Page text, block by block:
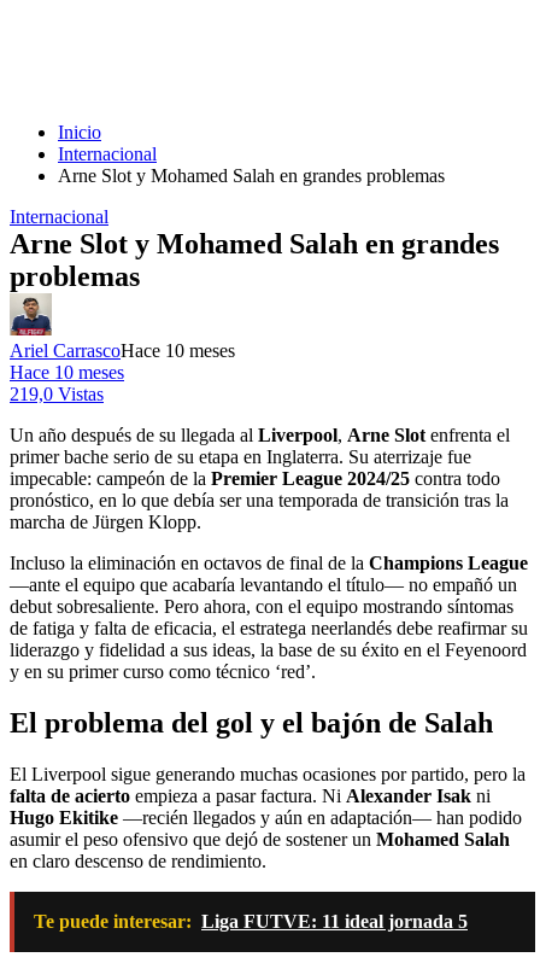
Inicio
Internacional
Arne Slot y Mohamed Salah en grandes problemas
Internacional
Arne Slot y Mohamed Salah en grandes
problemas
Ariel CarrascoHace 10 meses
Hace 10 meses
219,0 Vistas
Un año después de su llegada al Liverpool, Arne Slot enfrenta el
primer bache serio de su etapa en Inglaterra. Su aterrizaje fue
impecable: campeón de la Premier League 2024/25 contra todo
pronóstico, en lo que debía ser una temporada de transición tras la
marcha de Jürgen Klopp.
Incluso la eliminación en octavos de final de la Champions League
—ante el equipo que acabaría levantando el título— no empañó un
debut sobresaliente. Pero ahora, con el equipo mostrando síntomas
de fatiga y falta de eficacia, el estratega neerlandés debe reafirmar su
liderazgo y fidelidad a sus ideas, la base de su éxito en el Feyenoord
y en su primer curso como técnico ‘red’.
El problema del gol y el bajón de Salah
El Liverpool sigue generando muchas ocasiones por partido, pero la
falta de acierto empieza a pasar factura. Ni Alexander Isak ni
Hugo Ekitike —recién llegados y aún en adaptación— han podido
asumir el peso ofensivo que dejó de sostener un Mohamed Salah
en claro descenso de rendimiento.
Te puede interesar: Liga FUTVE: 11 ideal jornada 5